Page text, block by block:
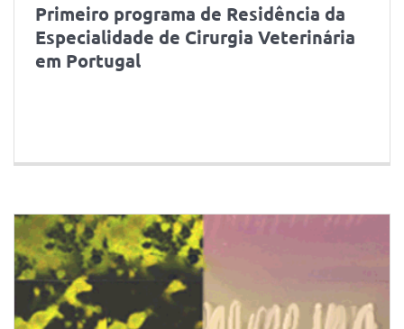
Primeiro programa de Residência da
Especialidade de Cirurgia Veterinária
em Portugal